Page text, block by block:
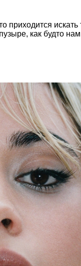
приходится
как будто